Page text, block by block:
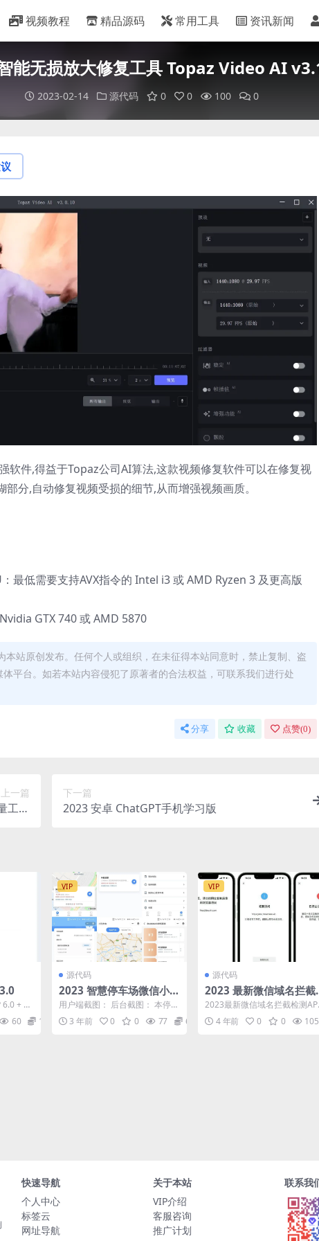
视频教程 精品源码 常用工具 资讯新闻
能无损放大修复工具 Topaz Video AI
2023-02-14 源代码 0 0 100 0
软件,得益于Topaz公司AI算法,这款视频修复软件可以在修复视
分,自动修复视频受损的细节,从而增强视频画质。
最低需要支持AVX指令的 Intel i3 或 AMD Ryzen 3 及更高版
GTX 740 或 AMD 5870
站原创发布。任何个人或组织，在未征得本站同意时，禁止复制、盗
平台。如若本站内容侵犯了原著者的合法权益，可联系我们进行处
分享 收藏 点赞(0)
上一篇
工具
下一篇
2023 安卓 ChatGPT手机学习版
+ Ea
60 1
VIP
源代码
2023 智慧停车场微信小程
序前后端源码
用户端截图： 后台截图： 本停车
场系统兼容市面上主流的多家相
机，理论上兼容所有硬...
3 年前 0 0 77 6
VIP
源代码
2023 最新微信域名拦截
测API代码
2023最新微信域名拦截检测
源码，检测域名是否能在微信正
常打开! 众所周知...
4 年前 0 0 105
快速导航
个人中心
标签云
网址导航
关于本站
VIP介绍
客服咨询
推广计划
联系我